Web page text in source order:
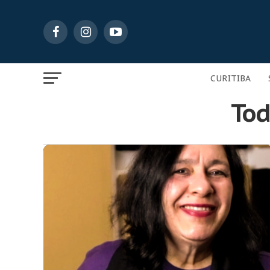
CURITIBA